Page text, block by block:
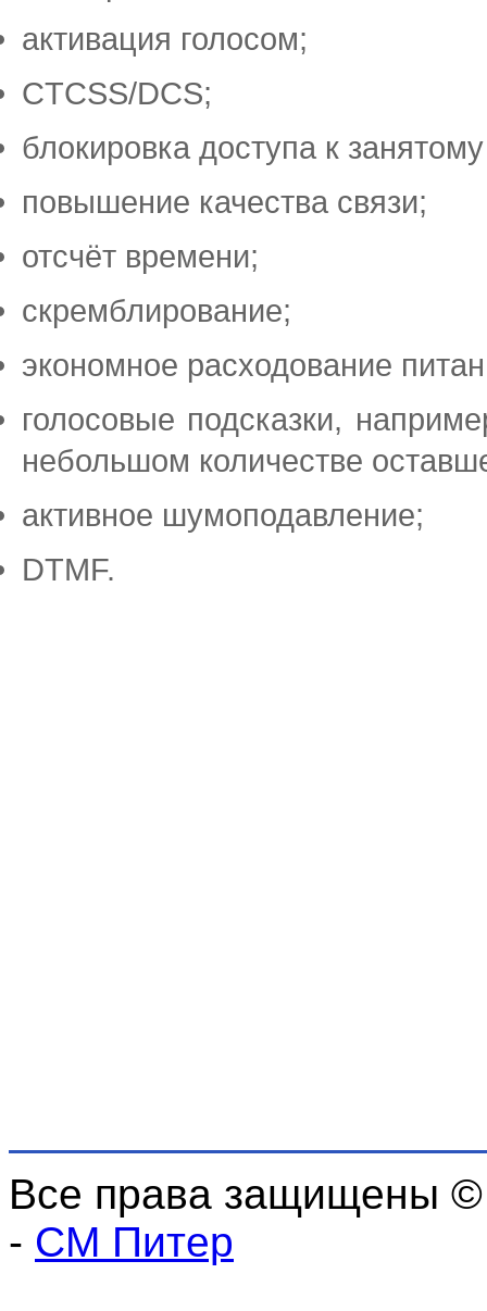
активация голосом;
CTCSS/DCS;
блокировка доступа к
повышение качества связи;
отсчёт времени;
скремблирование;
экономное расходование
голосовые подсказки,
небольшом количестве
активное шумоподавление;
DTMF.
Все права защищены
- СМ Питер